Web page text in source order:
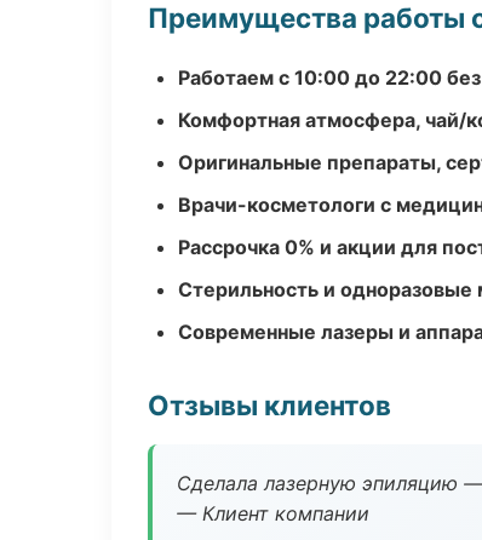
Преимущества работы
Работаем с 10:00 до 22:00
Комфортная атмосфера, чай/
Оригинальные препараты,
Врачи-косметологи с
Рассрочка 0% и акции для
Стерильность и одноразовые
Современные лазеры и
Отзывы клиентов
Сделала лазерную эпиляцию
— Клиент компании